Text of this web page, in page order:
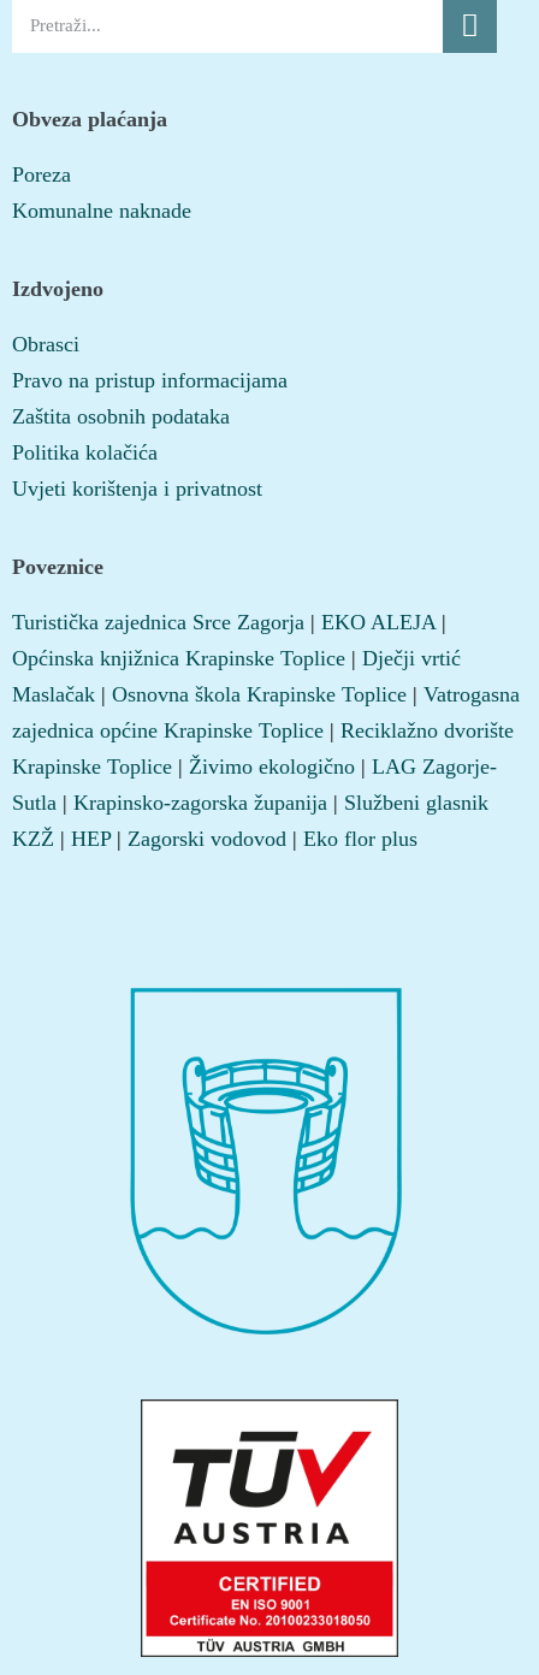
Obveza plaćanja
Poreza
Komunalne naknade
Izdvojeno
Obrasci
Pravo na pristup informacijama
Zaštita osobnih podataka
Politika kolačića
Uvjeti korištenja i privatnost
Poveznice
Turistička zajednica Srce Zagorja | EKO ALEJA |
Općinska knjižnica Krapinske Toplice | Dječji vrtić
Maslačak | Osnovna škola Krapinske Toplice | Vatrogasna
zajednica općine Krapinske Toplice | Reciklažno dvorište
Krapinske Toplice | Živimo ekologično | LAG Zagorje-
Sutla | Krapinsko-zagorska županija | Službeni glasnik
KZŽ | HEP| Zagorski vodovod | Eko flor plus